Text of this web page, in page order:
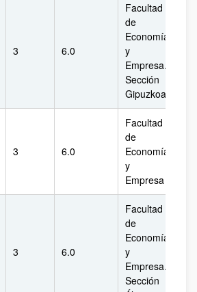
3 6.0
Facultad
de
Economía
y
Empresa.
Sección
Gipuzkoa
3 6.0
Facultad
de
Economía
y
Empresa
3 6.0
Facultad
de
Economía
y
Empresa.
Sección